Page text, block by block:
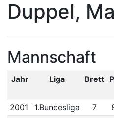
Duppel,
Mannschaft
Jahr Liga Brett
2001 1.Bundesliga 7